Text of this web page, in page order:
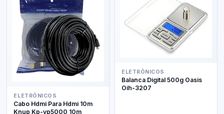
ELETRÔNICOS
Cabo Hdmi Para Hdmi 10m
Knup Kp-yp5000 10m
ELETRÔNICOS
Balanca Digital 500g Oasis
Oih-3207